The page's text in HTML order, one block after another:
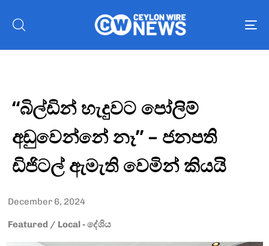
“බිල්ඩින් හැදුවට පෝලිම්
අඩුවෙන්නේ නෑ” – ජනපති
ඩිජිටල් ඇමැති වෙමින් කියයි
December 6, 2024
Featured / Local - දේශිය